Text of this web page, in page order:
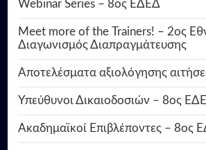
Webinar Series – 8ος ΕΔΕΔ
Meet more of the Trainers! – 2ος
Διαγωνισμός Διαπραγμάτευσης
Αποτελέσματα αξιολόγησης
Υπεύθυνοι Δικαιοδοσιών – 8ος
Ακαδημαϊκοί Επιβλέποντες – 8ος